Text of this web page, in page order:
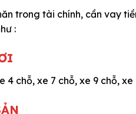
trong tài chính, cần vay
:
4 chỗ, xe 7 chỗ, xe 9 chỗ,